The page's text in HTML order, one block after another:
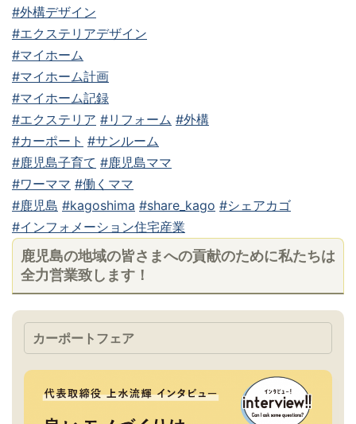
#外構デザイン
#エクステリアデザイン
#マイホーム
#マイホーム計画
#マイホーム記録
#エクステリア #リフォーム #外構
#カーポート #サンルーム
#鹿児島子育て #鹿児島ママ
#ワーママ #働くママ
#鹿児島 #kagoshima #share_kago #シェアカゴ
#インフォメーション住宅産業
鹿児島の地域の皆さまへの貢献のために私たちは
全力営業致します！
カーポートフェア